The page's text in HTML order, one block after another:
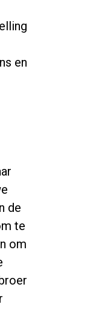
en
de
te
om